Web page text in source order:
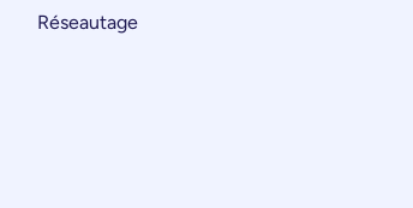
Réseautage